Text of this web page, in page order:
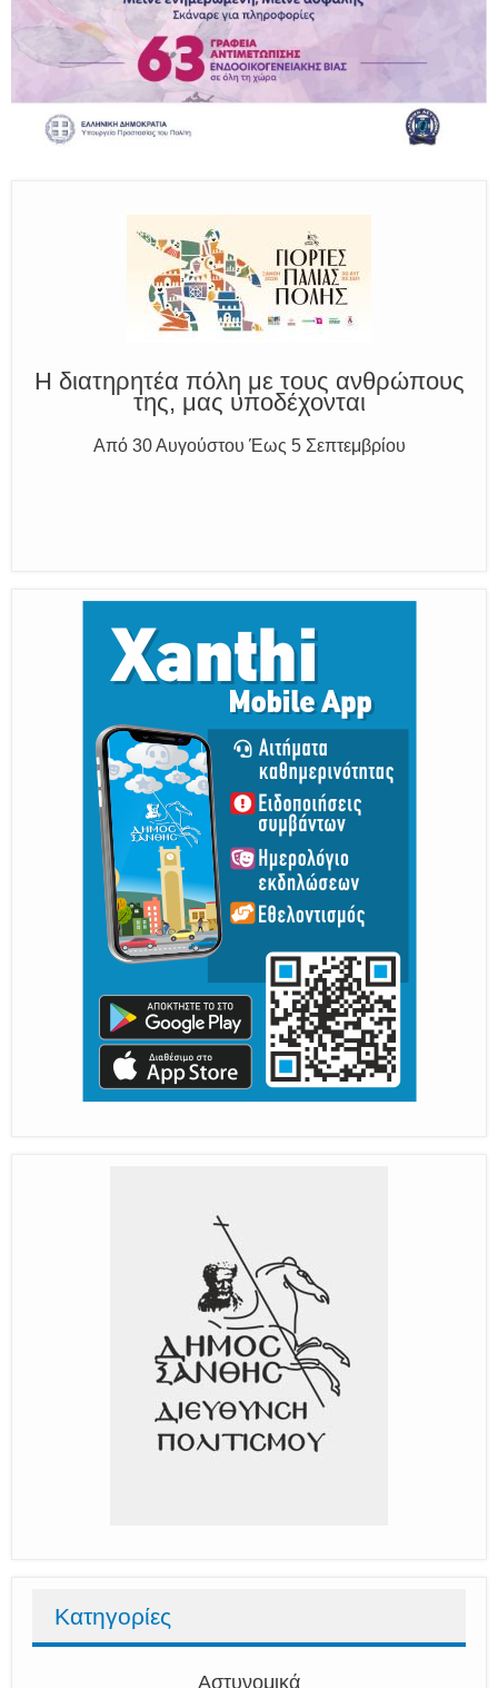
της, μας υποδέχονται
Παραμένουμε Προσεκτικοί
Καλούμε Άμεσα την Πυροσβεστική στο 199 ή στο 112
και δίνουμε σαφείς πληροφορίες
Κατηγορίες
Αστυνομικά